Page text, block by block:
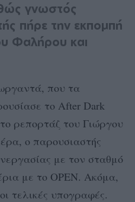
γνωστός
πήρε την εκπομπή
Φαλήρου και
που τα
το After Dark
ρεπορτάζ του Γιώργου
ο παρουσιαστής
με τον σταθμό
με το OPEN. Ακόμα,
τελικές υπογραφές.